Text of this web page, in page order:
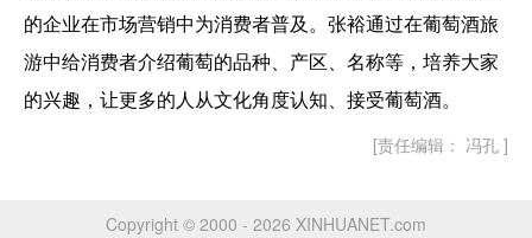
的企业在市场营销中为消费者普及。张裕通过在葡萄酒旅
游中给消费者介绍葡萄的品种、产区、名称等，培养大家
的兴趣，让更多的人从文化角度认知、接受葡萄酒。
[责任编辑： 冯孔 ]
Copyright © 2000 - 2026 XINHUANET.com